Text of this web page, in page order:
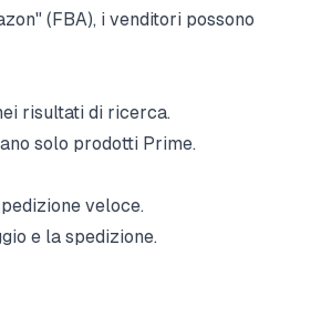
(FBA), i venditori possono
risultati di ricerca.
solo prodotti Prime.
veloce.
e la spedizione.